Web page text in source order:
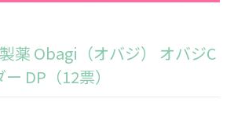
薬 Obagi（オバジ） オバジC
DP（12票）